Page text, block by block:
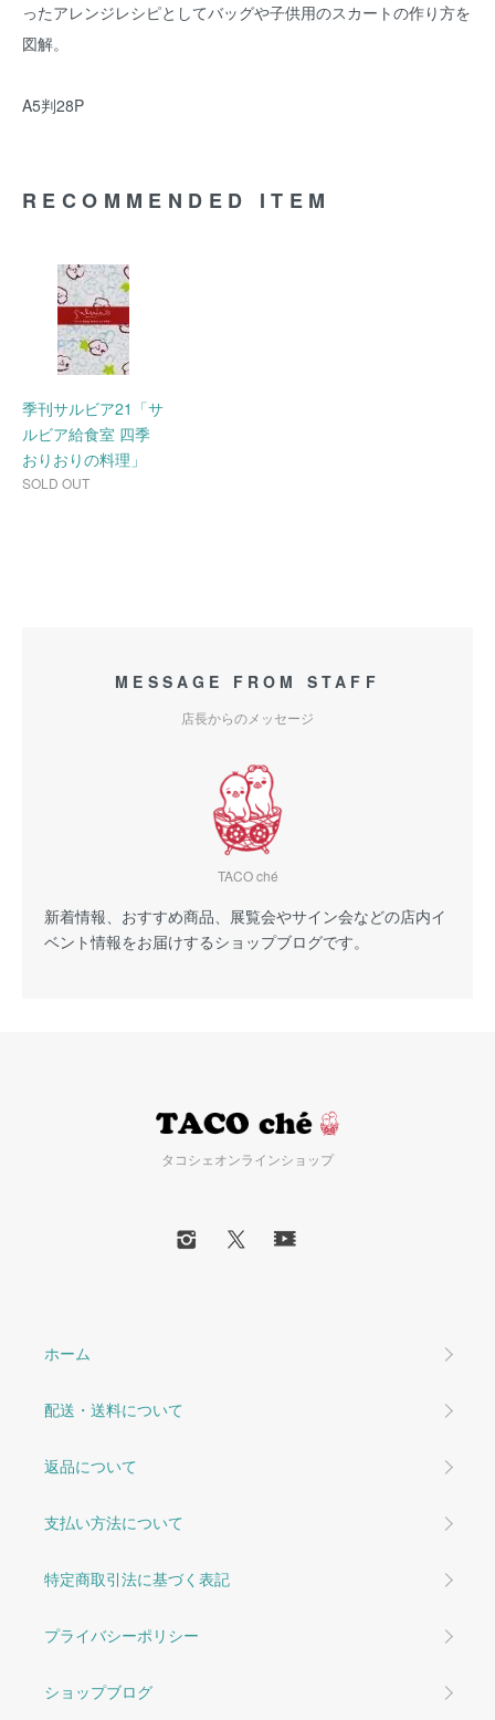
ったアレンジレシピとしてバッグや子供用のスカートの作り方を
図解。
A5判28P
RECOMMENDED ITEM
季刊サルビア21「サ
ルビア給食室 四季
おりおりの料理」
SOLD OUT
MESSAGE FROM STAFF
店長からのメッセージ
TACO ché
新着情報、おすすめ商品、展覧会やサイン会などの店内イ
ベント情報をお届けするショップブログです。
タコシェオンラインショップ
ホーム
配送・送料について
返品について
支払い方法について
特定商取引法に基づく表記
プライバシーポリシー
ショップブログ